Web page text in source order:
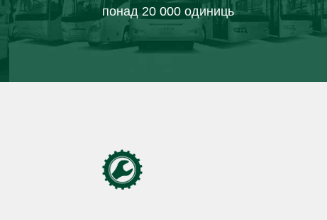
понад 20 000 одиниць